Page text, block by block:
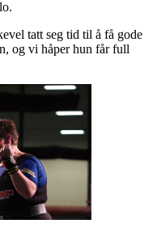
tatt seg tid til å få gode
og vi håper hun får full